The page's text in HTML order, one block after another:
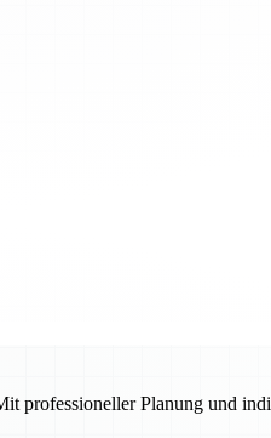
professioneller Planung und